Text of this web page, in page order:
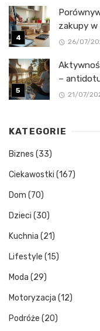
zakupy
26/07/
–
21/07/
KATEGORIE
Biznes (33)
Ciekawostki (167)
Dom (70)
Dzieci (30)
Kuchnia (21)
Lifestyle (15)
Moda (29)
Motoryzacja (12)
Podróże (20)